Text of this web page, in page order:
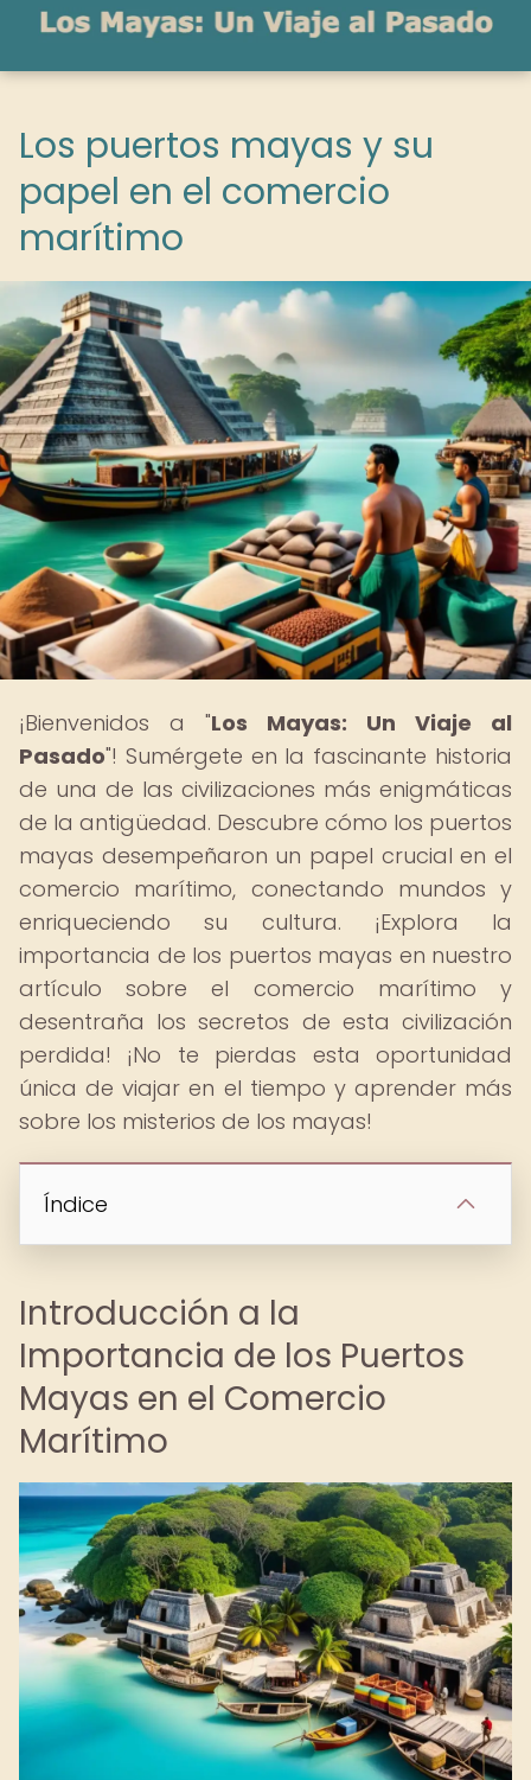
Los puertos mayas y su
papel en el comercio
marítimo
¡Bienvenidos a "Los Mayas: Un Viaje al
Pasado"! Sumérgete en la fascinante historia
de una de las civilizaciones más enigmáticas
de la antigüedad. Descubre cómo los puertos
mayas desempeñaron un papel crucial en el
comercio marítimo, conectando mundos y
enriqueciendo su cultura. ¡Explora la
importancia de los puertos mayas en nuestro
artículo sobre el comercio marítimo y
desentraña los secretos de esta civilización
perdida! ¡No te pierdas esta oportunidad
única de viajar en el tiempo y aprender más
sobre los misterios de los mayas!
Índice
Introducción a la
Importancia de los Puertos
Mayas en el Comercio
Marítimo